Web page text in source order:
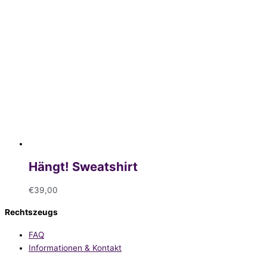
Hängt! Sweatshirt
€39,00
Rechtszeugs
FAQ
Informationen & Kontakt